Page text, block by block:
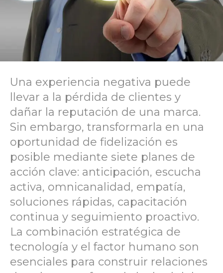
Una experiencia negativa puede
llevar a la pérdida de clientes y
dañar la reputación de una marca.
Sin embargo, transformarla en una
oportunidad de fidelización es
posible mediante siete planes de
acción clave: anticipación, escucha
activa, omnicanalidad, empatía,
soluciones rápidas, capacitación
continua y seguimiento proactivo.
La combinación estratégica de
tecnología y el factor humano son
esenciales para construir relaciones